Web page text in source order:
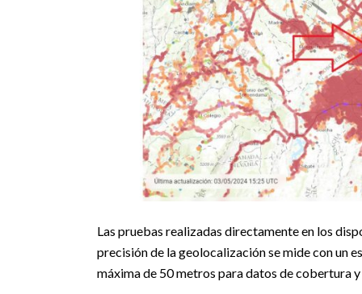
Las pruebas realizadas directamente en los
precisión de la geolocalización se mide con un
máxima de 50 metros para datos de cobertura